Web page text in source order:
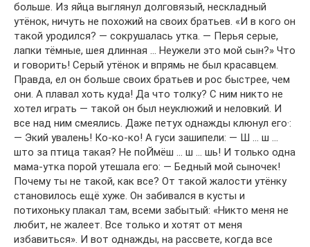
больше. Из яйца выглянул долговязый, нескладный
утёнок, ничуть не похожий на своих братьев. «И в кого он
такой уродился? — сокрушалась утка. — Перья серые,
лапки тёмные, шея длинная … Неужели это мой сын?» Что
и говорить! Серый утёнок и впрямь не был красавцем.
Правда, ел он больше своих братьев и рос быстрее, чем
они. А плавал хоть куда! Да что толку? С ним никто не
хотел играть — такой он был неуклюжий и неловкий. И
все над ним смеялись. Даже петух однажды клюнул его·:
— Экий увалень! Ко-ко-ко! А гуси зашипели: — Ш … ш …
што за птица такая? Не поЙмёш … ш … шь! И только одна
мама-утка порой утешала его: — Бедный мой сыночек!
Почему ты не такой, как все? От такой жалости утёнку
становилось ещё хуже. Он забивался в кусты и
потихоньку плакал там, всеми забытый: «Никто меня не
любит, не жалеет. Все только и хотят от меня
избавиться». И вот однажды, на рассвете, когда все